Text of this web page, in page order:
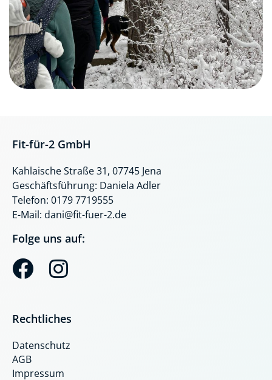
Fit-für-2 GmbH
Kahlaische Straße 31, 07745 Jena
Geschäftsführung: Daniela Adler
Telefon: 0179 7719555
E-Mail: dani@fit-fuer-2.de
Folge uns auf:
F
c
e
b
I
s
t
a
Rechtliches
Datenschutz
AGB
Impressum